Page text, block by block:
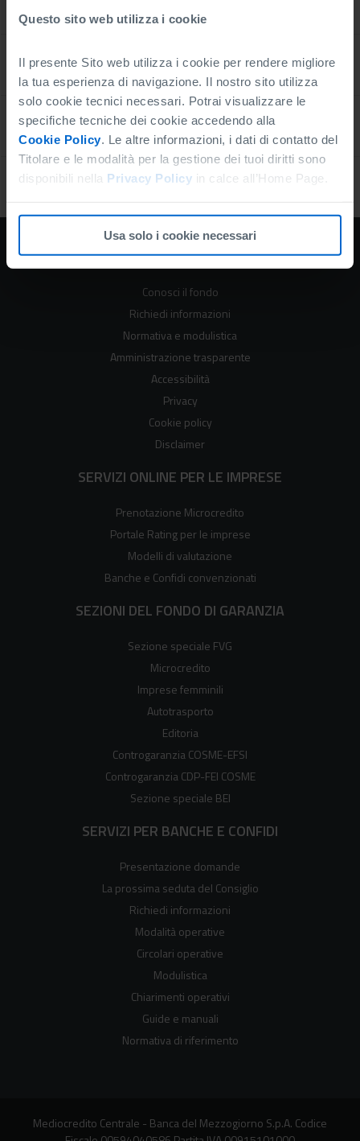
Questo sito web utilizza i cookie
Il presente Sito web utilizza i cookie per rendere migliore
la tua esperienza di navigazione. Il nostro sito utilizza
solo cookie tecnici necessari. Potrai visualizzare le
specifiche tecniche dei cookie accedendo alla
Cookie Policy. Le altre informazioni, i dati di contatto del
Titolare e le modalità per la gestione dei tuoi diritti sono
disponibili nella Privacy Policy in calce all’Home Page.
Usa solo i cookie necessari
Modelli di valutazione
Portale rating per le imprese
Prenotazione microcredito
FONDO DI GARANZIA
Conosci il fondo
Richiedi informazioni
Normativa e modulistica
Amministrazione trasparente
Accessibilità
Privacy
Cookie policy
Disclaimer
SERVIZI ONLINE PER LE IMPRESE
Prenotazione Microcredito
Portale Rating per le imprese
Modelli di valutazione
Banche e Confidi convenzionati
SEZIONI DEL FONDO DI GARANZIA
Sezione speciale FVG
Microcredito
Imprese femminili
Autotrasporto
Editoria
Controgaranzia COSME-EFSI
Controgaranzia CDP-FEI COSME
Sezione speciale BEI
SERVIZI PER BANCHE E CONFIDI
Presentazione domande
La prossima seduta del Consiglio
Richiedi informazioni
Modalità operative
Circolari operative
Modulistica
Chiarimenti operativi
Guide e manuali
Normativa di riferimento
Mediocredito Centrale - Banca del Mezzogiorno S.p.A. Codice